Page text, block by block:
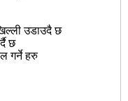
उडाउदै छ
छ
गर्ने हरु